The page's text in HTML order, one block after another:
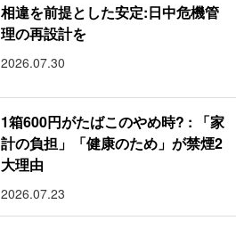
相違を前提とした安定:日中危機管
理の再設計を
2026.07.30
1箱600円がたばこのやめ時? : 「家
計の負担」「健康のため」が禁煙2
大理由
2026.07.23